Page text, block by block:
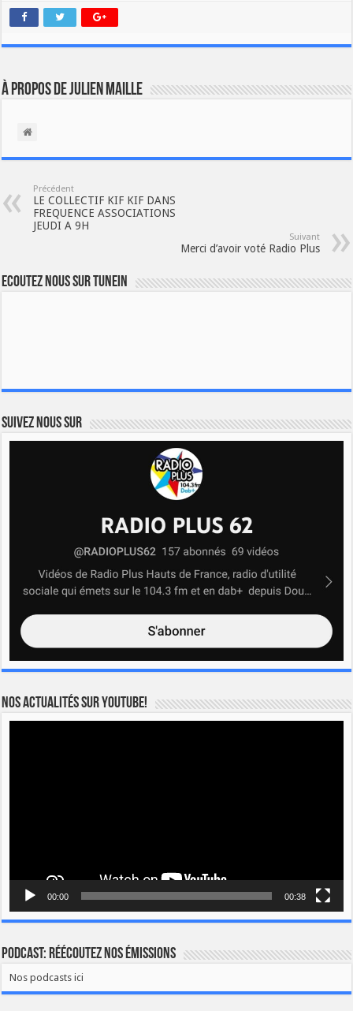
À propos de Julien Maille
Précédent
LE COLLECTIF KIF KIF DANS
FREQUENCE ASSOCIATIONS
JEUDI A 9H
Suivant
Merci d’avoir voté Radio Plus
Ecoutez nous sur TuneIn
Suivez nous sur
Nos actualités sur YOUTUBE!
00:00 00:38
Podcast: Réécoutez nos émissions
Nos podcasts ici